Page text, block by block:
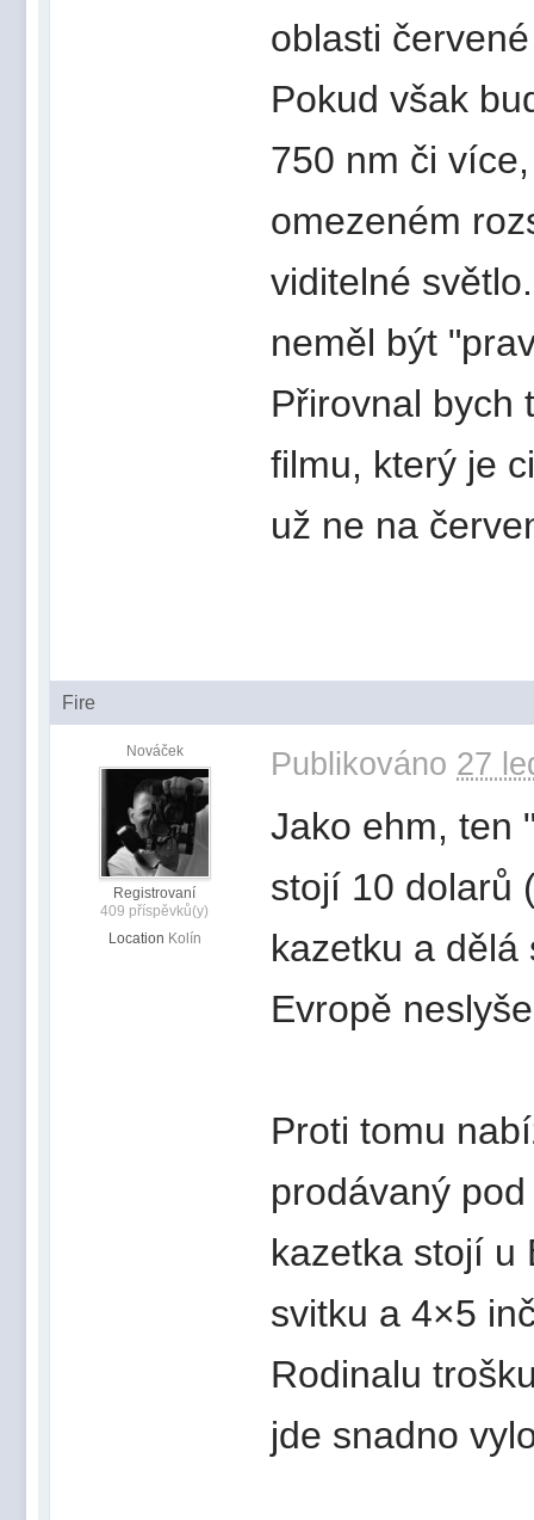
oblasti
Pokud však
750 nm či
omezeném
viditelné
neměl být
Přirovnal bych
filmu, který je
už ne na
Fire
Nováček
Registrovaní
409 příspěvků(y)
Location Kolín
Publikováno 27
Jako ehm, ten
stojí 10 dolarů
kazetku a dělá
Evropě
Proti tomu
prodávaný
kazetka stojí u
svitku a 4×5
Rodinalu
jde snadno